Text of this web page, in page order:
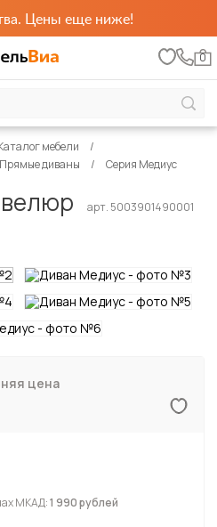
Цены еще ниже!
0
мебели
Прямые диваны Серия Медиус
арт. 5003901490001
цена
МКАД:1 990 рублей